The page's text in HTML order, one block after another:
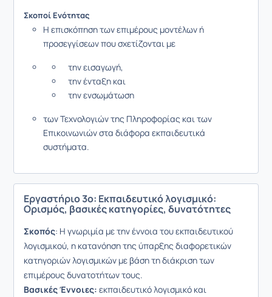
Σκοποί Ενότητας
Η επισκόπηση των επιμέρους μοντέλων ή
προσεγγίσεων που σχετίζονται με
την εισαγωγή,
την ένταξη και
την ενσωμάτωση
των Τεχνολογιών της Πληροφορίας και των
Επικοινωνιών στα διάφορα εκπαιδευτικά
συστήματα.
Εργαστήριο 3ο: Εκπαιδευτικό λογισμικό:
Ορισμός, βασικές κατηγορίες, δυνατότητες
Σκοπός: Η γνωριμία με την έννοια του εκπαιδευτικού
λογισμικού, η κατανόηση της ύπαρξης διαφορετικών
κατηγοριών λογισμικών με βάση τη διάκριση των
επιμέρους δυνατοτήτων τους.
Βασικές Έννοιες: εκπαιδευτικό λογισμικό και